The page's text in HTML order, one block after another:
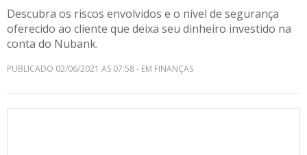
Descubra os riscos envolvidos e o nível de segurança
oferecido ao cliente que deixa seu dinheiro investido na
conta do Nubank.
PUBLICADO 02/06/2021 AS 07:58 - EM FINANÇAS